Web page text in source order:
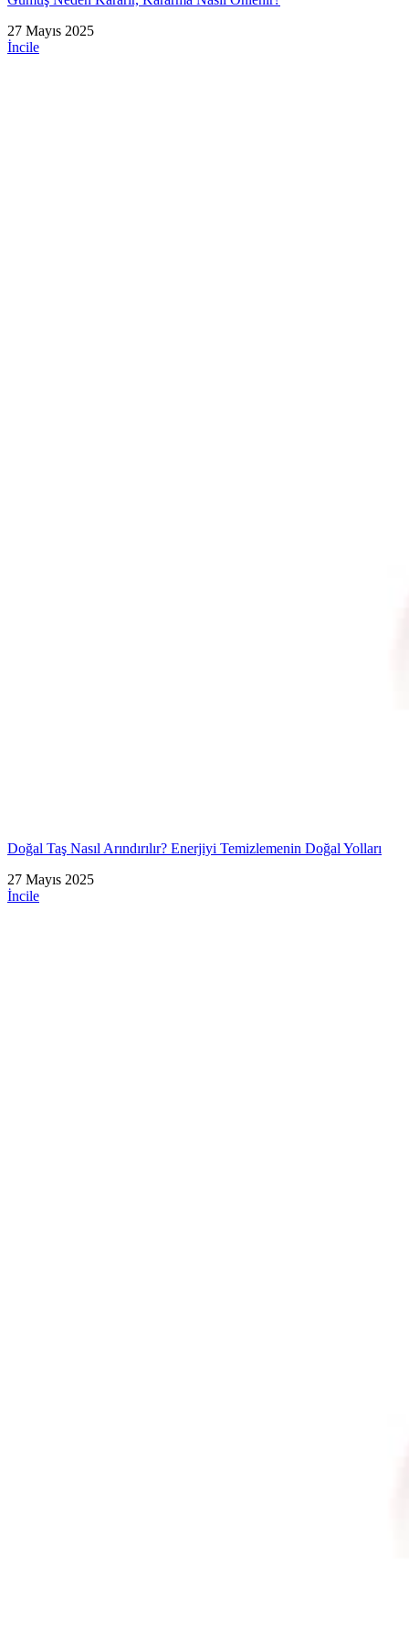
27 Mayıs 2025
İncile
Doğal Taş Nasıl Arındırılır? Enerjiyi Temizlemenin Doğal Yolları
27 Mayıs 2025
İncile